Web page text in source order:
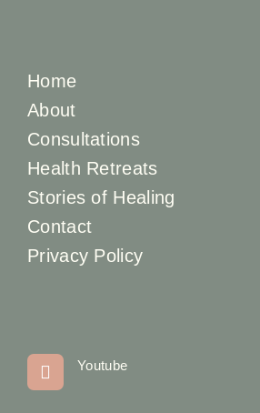
Home
About
Consultations
Health Retreats
Stories of Healing
Contact
Privacy Policy
Youtube